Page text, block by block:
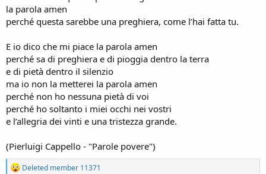
la parola amen
perché questa sarebbe una preghiera, come l’hai fatta tu.
E io dico che mi piace la parola amen
perché sa di preghiera e di pioggia dentro la terra
e di pietà dentro il silenzio
ma io non la metterei la parola amen
perché non ho nessuna pietà di voi
perché ho soltanto i miei occhi nei vostri
e l’allegria dei vinti e una tristezza grande.
(Pierluigi Cappello - "Parole povere")
R
Deleted member 11371